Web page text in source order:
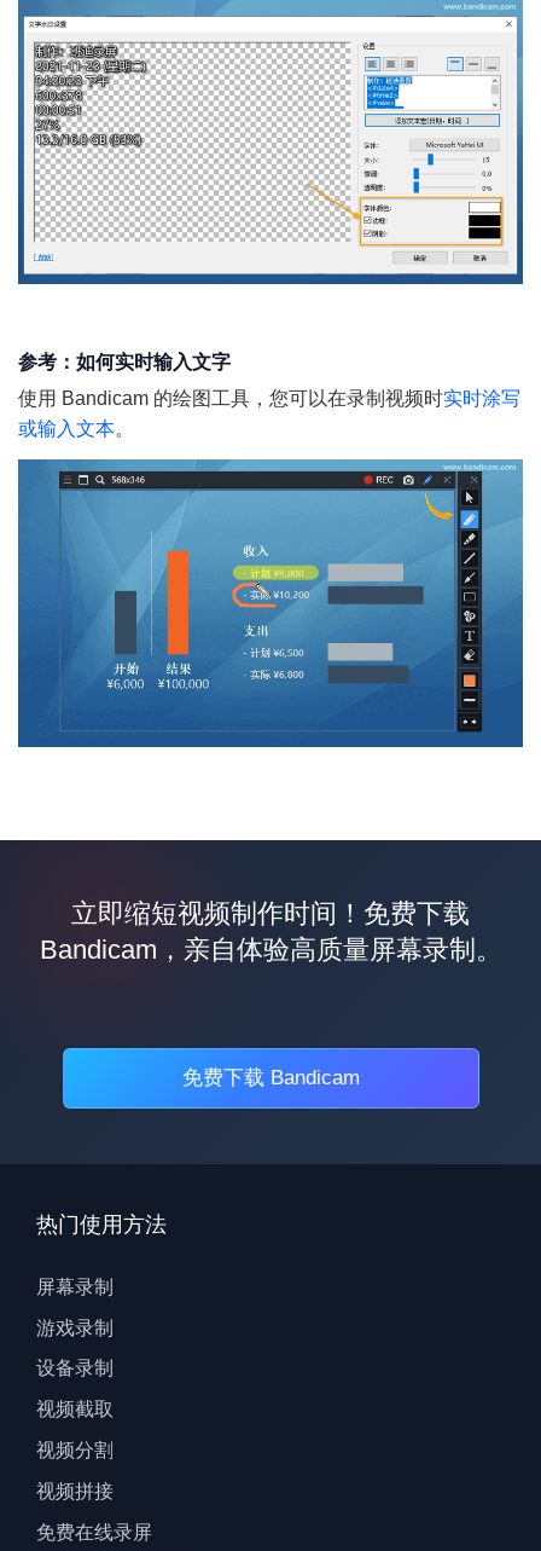
参考：如何实时输入文字
使用 Bandicam 的绘图工具，您可以在录制视频时实时涂写
或输入文本。
立即缩短视频制作时间！免费下载
Bandicam，亲自体验高质量屏幕录制。
免费下载 Bandicam
热门使用方法
屏幕录制
游戏录制
设备录制
视频截取
视频分割
视频拼接
免费在线录屏